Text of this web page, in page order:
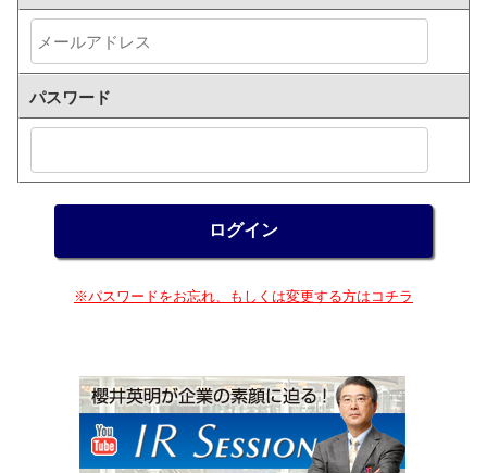
パスワード
※パスワードをお忘れ、もしくは変更する方はコチラ